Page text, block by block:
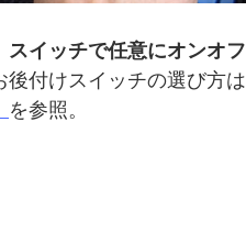
スイッチで任意にオンオフ
後付けスイッチの選び方は
を参照。